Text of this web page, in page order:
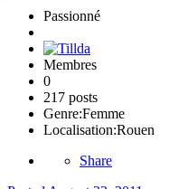
Passionné
Membres
0
217 posts
Genre:Femme
Localisation:Rouen
Share